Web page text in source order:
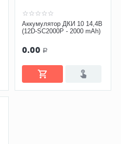
Аккумулятор ДКИ 10 14,4В
(12D-SC2000P - 2000 mAh)
0.00 Р